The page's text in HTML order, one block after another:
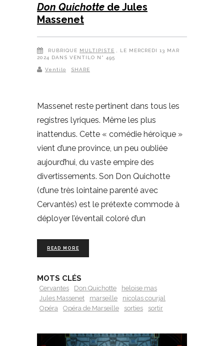
Don Quichotte de Jules
Massenet
RUBRIQUE MULTIPISTE
, LE MERCREDI 13 MAR
2024 DANS VENTILO N° 495
Ventilo SHARE
Massenet reste pertinent dans tous les
registres lyriques. Même les plus
inattendus. Cette « comédie héroïque »
vient d’une province, un peu oubliée
aujourd’hui, du vaste empire des
divertissements. Son Don Quichotte
(d’une très lointaine parenté avec
Cervantès) est le prétexte commode à
déployer l’éventail coloré d’un
READ MORE
MOTS CLÉS
Cervantes Don Quichotte
heloise mas
Jules Massenet
marseille
nicolas courjal
Opéra
Opéra de Marseille sorties sortir